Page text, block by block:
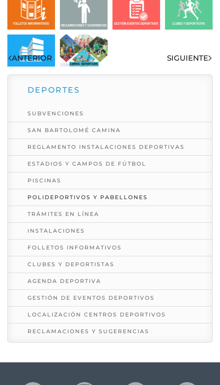
Visto: 13969
ANTERIOR SIGUIENTE
DEPORTES
SUBVENCIONES
SAN BARTOLOMÉ CAMINA
REGLAMENTO INSTALACIONES DEPORTIVAS
ESTADIOS Y CAMPOS DE FÚTBOL
PISCINAS
POLIDEPORTIVOS Y PABELLONES
TRÁMITES EN LÍNEA
INSTALACIONES
FOLLETOS INFORMATIVOS
CLUBES Y DEPORTISTAS
AGENDA DEPORTIVA
GESTIÓN DE EVENTOS DEPORTIVOS
LOCALIZACIÓN CENTROS DEPORTIVOS
RECLAMACIONES Y SUGERENCIAS